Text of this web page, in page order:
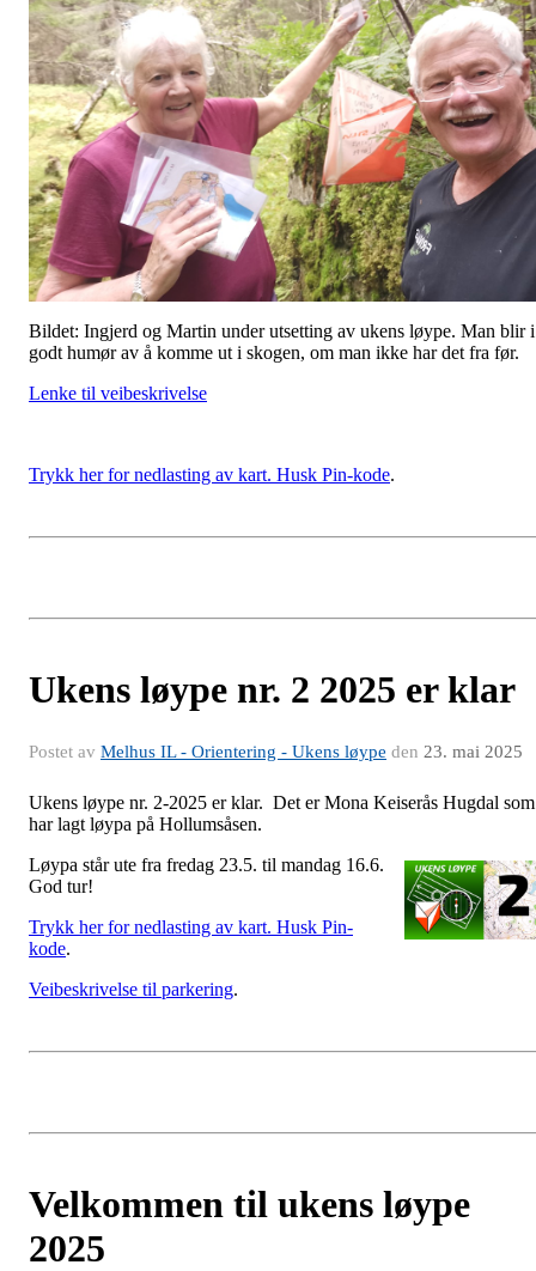
Bildet: Ingjerd og Martin under utsetting av ukens løype. Man blir i
godt humør av å komme ut i skogen, om man ikke har det fra før.
Lenke til veibeskrivelse
Trykk her for nedlasting av kart. Husk Pin-kode.
Ukens løype nr. 2 2025 er klar
Postet av Melhus IL - Orientering - Ukens løype den 23. mai 2025
Ukens løype nr. 2-2025 er klar. Det er Mona Keiserås Hugdal som
har lagt løypa på Hollumsåsen.
Løypa står ute fra fredag 23.5. til mandag 16.6.
God tur!
Trykk her for nedlasting av kart. Husk Pin-
kode.
Veibeskrivelse til parkering.
Velkommen til ukens løype
2025